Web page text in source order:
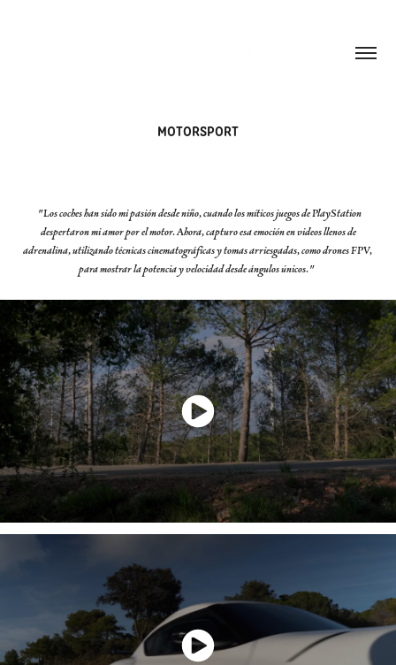
MOTORSPORT
"Los coches han sido mi pasión desde niño, cuando los míticos juegos de PlayStation
despertaron mi amor por el motor. Ahora, capturo esa emoción en videos llenos de
adrenalina, utilizando técnicas cinematográficas y tomas arriesgadas, como drones FPV,
para mostrar la potencia y velocidad desde ángulos únicos."